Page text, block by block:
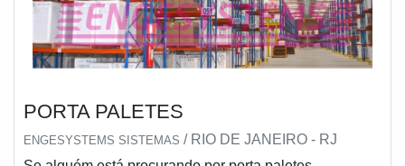
PORTA PALETES
ENGESYSTEMS SISTEMAS / RIO DE JANEIRO - RJ